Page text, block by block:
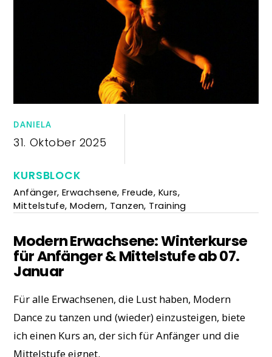
DANIELA
31. Oktober 2025
KURSBLOCK
Anfänger, Erwachsene,Freude, Kurs,
Mittelstufe,Modern, Tanzen, Training
Modern Erwachsene: Winterkurse
für Anfänger & Mittelstufe ab 07.
Januar
Für alle Erwachsenen, die Lust haben, Modern
Dance zu tanzen und (wieder) einzusteigen, biete
ich einen Kurs an, der sich für Anfänger und die
Mittelstufe eignet.